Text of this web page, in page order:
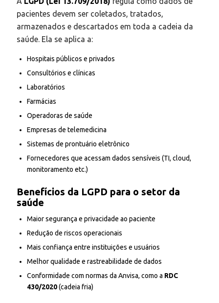
pacientes devem ser coletados, tratados,
armazenados e descartados em toda a cadeia da
saúde. Ela se aplica a:
Hospitais públicos e privados
Consultórios e clínicas
Laboratórios
Farmácias
Operadoras de saúde
Empresas de telemedicina
Sistemas de prontuário eletrônico
Fornecedores que acessam dados sensíveis (TI, cloud,
monitoramento etc.)
Benefícios da LGPD para o setor da
saúde
Maior segurança e privacidade ao paciente
Redução de riscos operacionais
Mais confiança entre instituições e usuários
Melhor qualidade e rastreabilidade de dados
Conformidade com normas da Anvisa, como a RDC
430/2020(cadeia fria)